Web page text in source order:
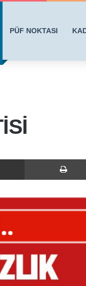
PÜF NOKTASI
E-Posta ile paylaş